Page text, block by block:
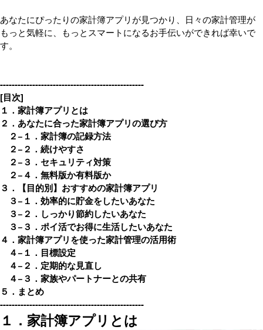
あなたにぴったりの家計簿アプリが見つかり、日々の家計管理が
もっと気軽に、もっとスマートになるお手伝いができれば幸いで
す。
-------------------------------------------------
[目次]
１．家計簿アプリとは
２．あなたに合った家計簿アプリの選び方
２−１．家計簿の記録方法
２−２．続けやすさ
２−３．セキュリティ対策
２−４．無料版か有料版か
３．【目的別】おすすめの家計簿アプリ
３−１．効率的に貯金をしたいあなた
３−２．しっかり節約したいあなた
３−３．ポイ活でお得に生活したいあなた
４．家計簿アプリを使った家計管理の活用術
４−１．目標設定
４−２．定期的な見直し
４−３．家族やパートナーとの共有
５．まとめ
-------------------------------------------------
１．家計簿アプリとは